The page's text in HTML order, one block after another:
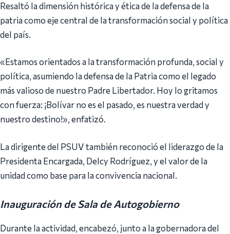
Resaltó la dimensión histórica y ética de la defensa de la
patria como eje central de la transformación social y política
del país.
«Estamos orientados a la transformación profunda, social y
política, asumiendo la defensa de la Patria como el legado
más valioso de nuestro Padre Libertador. Hoy lo gritamos
con fuerza: ¡Bolívar no es el pasado, es nuestra verdad y
nuestro destino!», enfatizó.
La dirigente del PSUV también reconoció el liderazgo de la
Presidenta Encargada, Delcy Rodríguez, y el valor de la
unidad como base para la convivencia nacional.
Inauguración de Sala de Autogobierno
Durante la actividad, encabezó, junto a la gobernadora del